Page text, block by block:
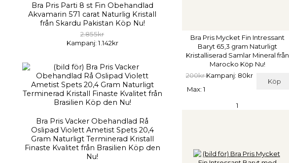
Bra Pris Parti 8 st Fin Obehandlad
Akvamarin 571 carat Naturlig Kristall
från Skardu Pakistan Köp Nu!
2.855kr
Kampanj: 1.142kr
Bra Pris Vacker Obehandlad Rå
Oslipad Violett Ametist Spets 20,4
Gram Naturligt Terminerad Kristall
Finaste Kvalitet från Brasilien Köp den
Nu!
Bra Pris Mycket Fin Intressant
Baryt 65,3 gram Naturligt
Kristalliserad Samlar Mineral från
Marocko Köp Nu!
200krKampanj: 80kr
Köp
Max: 1
1